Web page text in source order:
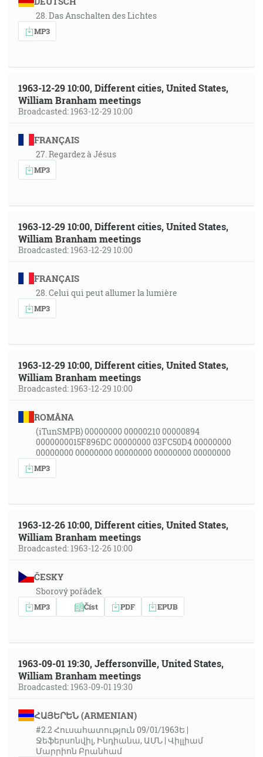
28. Das Anschalten des Lichtes
MP3
1963-12-29 10:00, Different cities, United States,
William Branham meetings
Broadcasted: 1963-12-29 10:00
FRANÇAIS
27. Regardez à Jésus
MP3
1963-12-29 10:00, Different cities, United States,
William Branham meetings
Broadcasted: 1963-12-29 10:00
FRANÇAIS
28. Celui qui peut allumer la lumière
MP3
1963-12-29 10:00, Different cities, United States,
William Branham meetings
Broadcasted: 1963-12-29 10:00
ROMÂNA
(iTunSMPB) 00000000 00000210 00000894
0000000015F896DC 00000000 03FC50D4 00000000
00000000 00000000 00000000 00000000 00000000
MP3
1963-12-26 10:00, Different cities, United States,
William Branham meetings
Broadcasted: 1963-12-26 10:00
ČESKY
Sborový pořádek
MP3 Číst PDF EPUB
1963-09-01 19:30, Jeffersonville, United States,
William Branham meetings
Broadcasted: 1963-09-01 19:30
ՀԱՅԵՐԵՆ (ARMENIAN)
#2.2 Հուսահատություն 09/01/1963Ե |
Ջեֆերսոնվիլ, Ինդիանա, ԱՄՆ | Վիլլիամ
Մարրիոն Բրանհամ